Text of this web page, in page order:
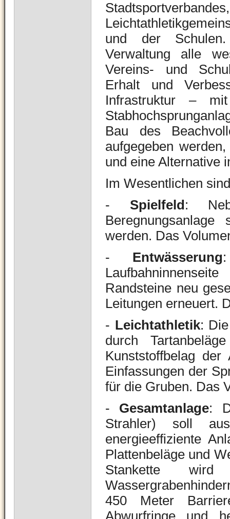
und der
Verwaltung alle
Vereins- und
Erhalt und
Infrastruktur –
Bau des
aufgegeben
und eine Alternative
Im Wesentlichen
-
Spielfeld :
werden. Das
-
Entwässerung
Randsteine neu
Leitungen erneuert.
- Leichtathletik:
durch
Kunststoffbelag
Einfassungen der
für die Gruben. Das
-
Gesamtanlage:
Strahler) soll
energieeffiziente
Plattenbeläge und
Stankette
450 Meter
Abwurfringe und